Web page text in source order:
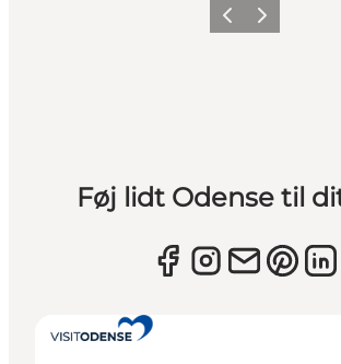
ForrigeNæste
Føj lidt Odense til